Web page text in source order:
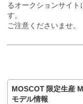
るオークションサイ
す。
ご注意くださいませ。
MOSCOT 限定生産
モデル情報